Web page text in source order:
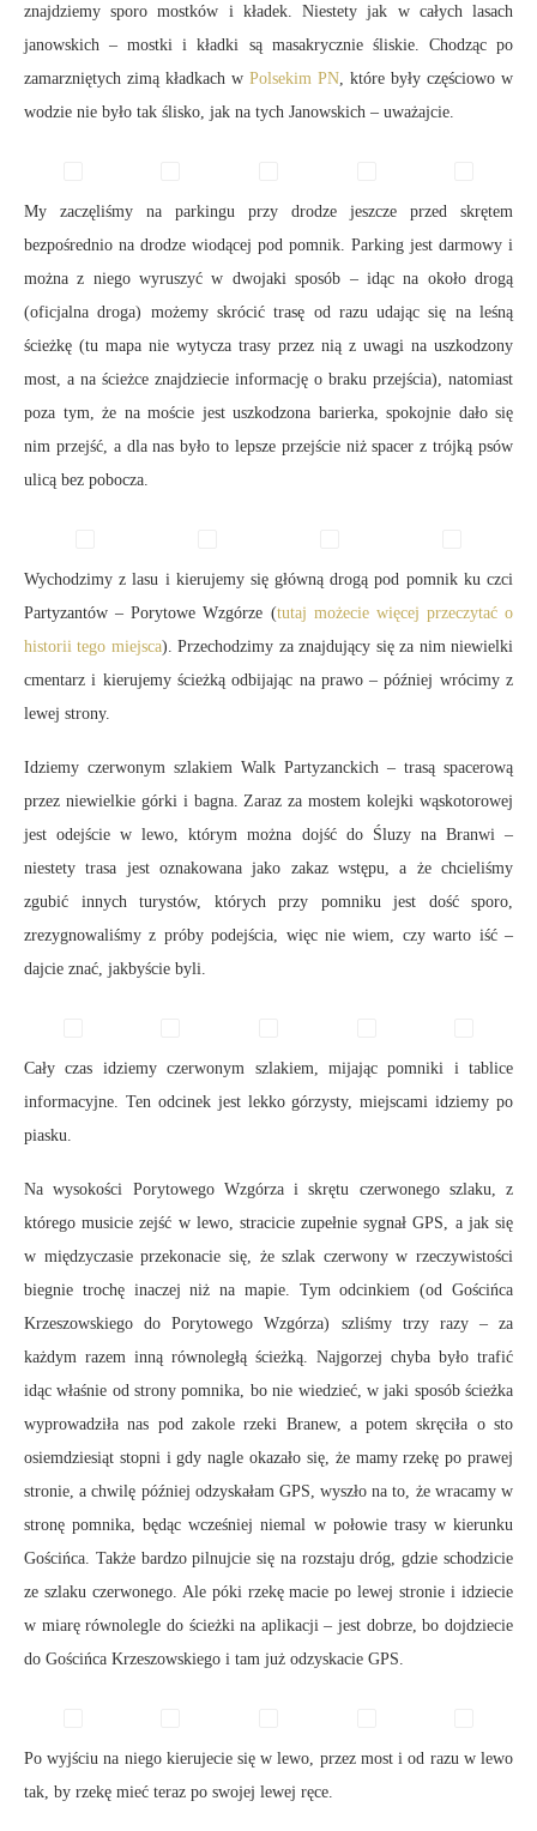
znajdziemy sporo mostków i kładek. Niestety jak w całych lasach
janowskich – mostki i kładki są masakrycznie śliskie. Chodząc po
zamarzniętych zimą kładkach w Polsekim PN, które były częściowo w
wodzie nie było tak ślisko, jak na tych Janowskich – uważajcie.
My zaczęliśmy na parkingu przy drodze jeszcze przed skrętem
bezpośrednio na drodze wiodącej pod pomnik. Parking jest darmowy i
można z niego wyruszyć w dwojaki sposób – idąc na około drogą
(oficjalna droga) możemy skrócić trasę od razu udając się na leśną
ścieżkę (tu mapa nie wytycza trasy przez nią z uwagi na uszkodzony
most, a na ścieżce znajdziecie informację o braku przejścia), natomiast
poza tym, że na moście jest uszkodzona barierka, spokojnie dało się
nim przejść, a dla nas było to lepsze przejście niż spacer z trójką psów
ulicą bez pobocza.
Wychodzimy z lasu i kierujemy się główną drogą pod pomnik ku czci
Partyzantów – Porytowe Wzgórze (tutaj możecie więcej przeczytać o
historii tego miejsca). Przechodzimy za znajdujący się za nim niewielki
cmentarz i kierujemy ścieżką odbijając na prawo – później wrócimy z
lewej strony.
Idziemy czerwonym szlakiem Walk Partyzanckich – trasą spacerową
przez niewielkie górki i bagna. Zaraz za mostem kolejki wąskotorowej
jest odejście w lewo, którym można dojść do Śluzy na Branwi –
niestety trasa jest oznakowana jako zakaz wstępu, a że chcieliśmy
zgubić innych turystów, których przy pomniku jest dość sporo,
zrezygnowaliśmy z próby podejścia, więc nie wiem, czy warto iść –
dajcie znać, jakbyście byli.
Cały czas idziemy czerwonym szlakiem, mijając pomniki i tablice
informacyjne. Ten odcinek jest lekko górzysty, miejscami idziemy po
piasku.
Na wysokości Porytowego Wzgórza i skrętu czerwonego szlaku, z
którego musicie zejść w lewo, stracicie zupełnie sygnał GPS, a jak się
w międzyczasie przekonacie się, że szlak czerwony w rzeczywistości
biegnie trochę inaczej niż na mapie. Tym odcinkiem (od Gościńca
Krzeszowskiego do Porytowego Wzgórza) szliśmy trzy razy – za
każdym razem inną równoległą ścieżką. Najgorzej chyba było trafić
idąc właśnie od strony pomnika, bo nie wiedzieć, w jaki sposób ścieżka
wyprowadziła nas pod zakole rzeki Branew, a potem skręciła o sto
osiemdziesiąt stopni i gdy nagle okazało się, że mamy rzekę po prawej
stronie, a chwilę później odzyskałam GPS, wyszło na to, że wracamy w
stronę pomnika, będąc wcześniej niemal w połowie trasy w kierunku
Gościńca. Także bardzo pilnujcie się na rozstaju dróg, gdzie schodzicie
ze szlaku czerwonego. Ale póki rzekę macie po lewej stronie i idziecie
w miarę równolegle do ścieżki na aplikacji – jest dobrze, bo dojdziecie
do Gościńca Krzeszowskiego i tam już odzyskacie GPS.
Po wyjściu na niego kierujecie się w lewo, przez most i od razu w lewo
tak, by rzekę mieć teraz po swojej lewej ręce.